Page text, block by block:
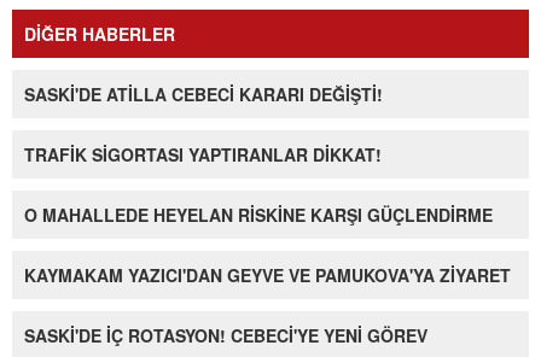
DİĞER HABERLER
SASKİ'DE ATİLLA CEBECİ KARARI DEĞİŞTİ!
TRAFİK SİGORTASI YAPTIRANLAR DİKKAT!
O MAHALLEDE HEYELAN RİSKİNE KARŞI GÜÇLENDİRME
KAYMAKAM YAZICI'DAN GEYVE VE PAMUKOVA'YA ZİYARET
SASKİ'DE İÇ ROTASYON! CEBECİ'YE YENİ GÖREV